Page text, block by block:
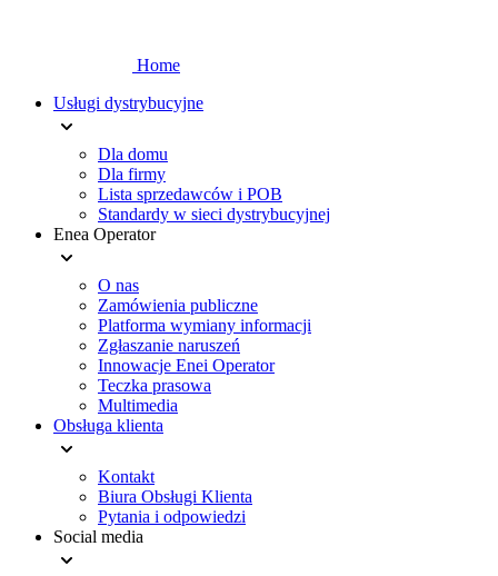
Home
Usługi dystrybucyjne
Dla domu
Dla firmy
Lista sprzedawców i POB
Standardy w sieci dystrybucyjnej
Enea Operator
O nas
Zamówienia publiczne
Platforma wymiany informacji
Zgłaszanie naruszeń
Innowacje Enei Operator
Teczka prasowa
Multimedia
Obsługa klienta
Kontakt
Biura Obsługi Klienta
Pytania i odpowiedzi
Social media